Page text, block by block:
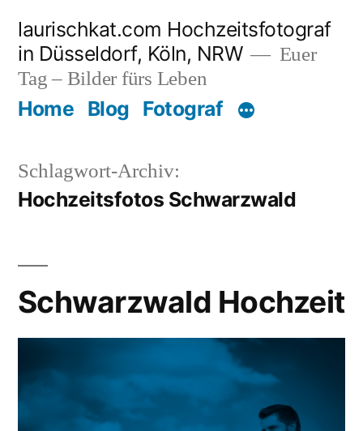
Inhalt
springen
laurischkat.com Hochzeitsfotograf
in Düsseldorf, Köln, NRW
Euer
Tag – Bilder fürs Leben
Home Blog Fotograf
Schlagwort-Archiv:
Hochzeitsfotos Schwarzwald
Schwarzwald Hochzeit